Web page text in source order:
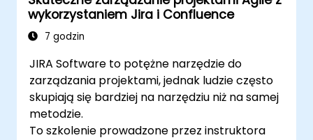
wykorzystaniem Jira i Confluence
7 godzin
JIRA Software to potężne narzędzie do
zarządzania projektami, jednak ludzie często
skupiają się bardziej na narzędziu niż na samej
metodzie.
To szkolenie prowadzone przez instruktora